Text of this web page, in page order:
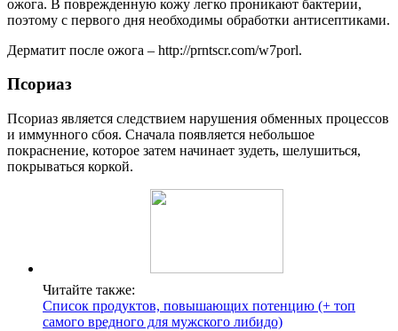
ожога. В поврежденную кожу легко проникают бактерии,
поэтому с первого дня необходимы обработки антисептиками.
Дерматит после ожога – http://prntscr.com/w7porl.
Псориаз
Псориаз является следствием нарушения обменных процессов
и иммунного сбоя. Сначала появляется небольшое
покраснение, которое затем начинает зудеть, шелушиться,
покрываться коркой.
Читайте также:
Список продуктов, повышающих потенцию (+ топ
самого вредного для мужского либидо)